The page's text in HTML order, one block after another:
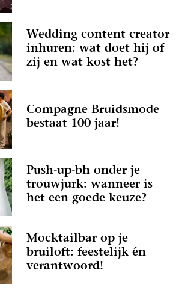
Wedding content creator
inhuren: wat doet hij of
zij en wat kost het?
Compagne Bruidsmode
bestaat 100 jaar!
Push-up-bh onder je
trouwjurk: wanneer is
het een goede keuze?
Mocktailbar op je
bruiloft: feestelijk én
verantwoord!